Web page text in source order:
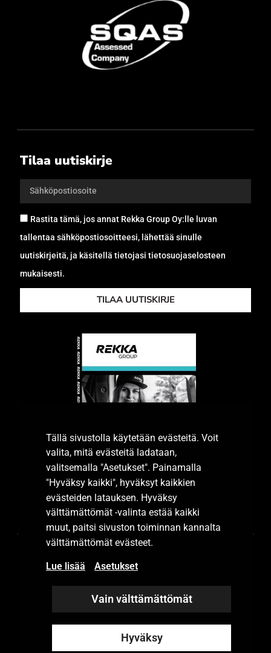
Tilaa uutiskirje
Rastita tämä, jos annat Rekka Group Oy:lle luvan
tallentaa sähköpostiosoitteesi, lähettää sinulle
uutiskirjeitä, ja käsitellä tietojasi tietosuojaselosteen
mukaisesti.
TILAA UUTISKIRJE
Tutustu esitteeseemme.
© 2023 Rekka Group Oy
Tällä sivustolla käytetään evästeitä. Voit
valita, mitä evästeitä ladataan,
valitsemalla "Asetukset". Painamalla
"Hyväksy kaikki", hyväksyt kaikkien
evästeiden latauksen. Hyväksy
välttämättömät -valinta estää kaikki
muut, paitsi sivuston toiminnan kannalta
välttämättömät evästeet.
Lue lisää Asetukset
Vain välttämättömät
Hyväksy